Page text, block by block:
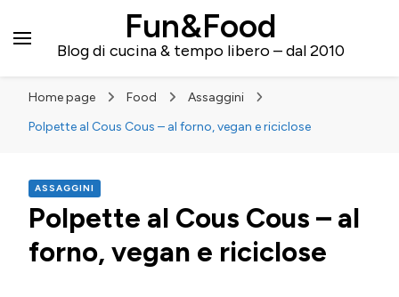
Fun&Food
Blog di cucina & tempo libero – dal 2010
Home page Food
Assaggini
Polpette al Cous Cous – al forno, vegan e riciclose
ASSAGGINI
Polpette al Cous Cous – al
forno, vegan e riciclose